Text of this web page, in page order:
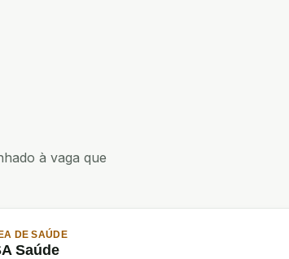
à vaga que
DE SAÚDE
Saúde